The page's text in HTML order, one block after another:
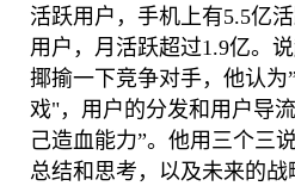
活跃用户，手机上有5.5亿
用户，月活跃超过1.9亿。
揶揄一下竞争对手，他认为
戏"，用户的分发和用户导
己造血能力”。他用三个三
总结和思考，以及未来的战